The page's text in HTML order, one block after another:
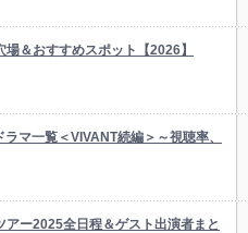
＆おすすめスポット【2026】
マ一覧＜VIVANT続編＞～視聴率、
アー2025全日程＆ゲスト出演者まと